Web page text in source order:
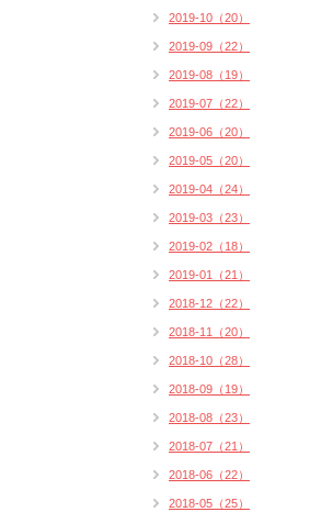
2019-10（20）
2019-09（22）
2019-08（19）
2019-07（22）
2019-06（20）
2019-05（20）
2019-04（24）
2019-03（23）
2019-02（18）
2019-01（21）
2018-12（22）
2018-11（20）
2018-10（28）
2018-09（19）
2018-08（23）
2018-07（21）
2018-06（22）
2018-05（25）